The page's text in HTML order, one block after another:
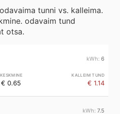
tunni vs. kalleima.
odavaim tund
otsa.
6
€ 0.65 € 1.14
7.5